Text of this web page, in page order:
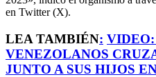
en Twitter (X).
LEA TAMBIÉN:
VENEZOLANOS
JUNTO A SUS HIJOS